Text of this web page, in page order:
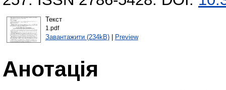
Текст
1.pdf
Завантажити (234kB)| Preview
Анотація